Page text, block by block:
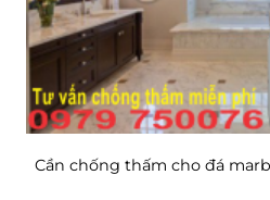
Cần chống thấm cho đá